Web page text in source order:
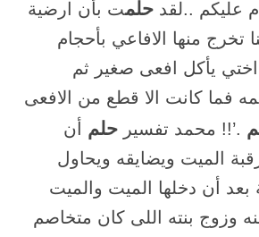
عليكم ..لقد حلمت بأن ارضية
تخرج منها الافاعي بأحجام
اختي يأكل افعى صغير ثم
فما كانت الا قطع من الافعى
.’!! محمد تفسير حلم أن
الميت ويضايقه ويحاول
بعد أن دخلها الميت والميت
وزوج بنته اللى كان متخاصم